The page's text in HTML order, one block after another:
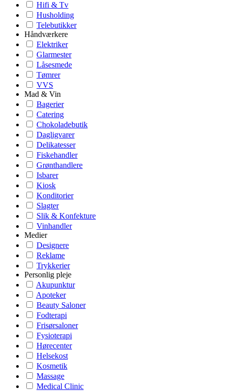
Hifi & Tv
Husholding
Telebutikker
Håndværkere
Elektriker
Glarmester
Låsesmede
Tømrer
VVS
Mad & Vin
Bagerier
Catering
Chokoladebutik
Dagligvarer
Delikatesser
Fiskehandler
Grønthandlere
Isbarer
Kiosk
Konditorier
Slagter
Slik & Konfekture
Vinhandler
Medier
Designere
Reklame
Trykkerier
Personlig pleje
Akupunktur
Apoteker
Beauty Saloner
Fodterapi
Frisørsaloner
Fysioterapi
Hørecenter
Helsekost
Kosmetik
Massage
Medical Clinic